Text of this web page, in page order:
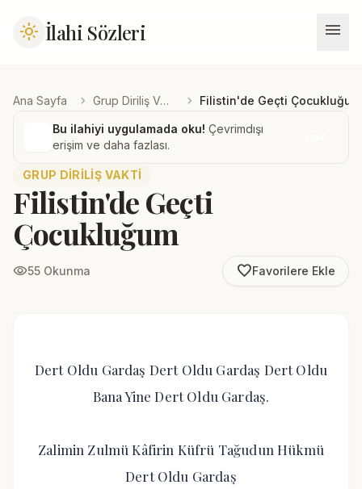
light_mode İlahi Sözleri menu
Ana Sayfa chevron_right Grup Diriliş Vakti chevron_right Filistin'de Geçti Çocukluğum
Bu ilahiyi uygulamada oku! Çevrimdışı
erişim ve daha fazlası.
GRUP DIRILIŞ VAKTI
Filistin'de Geçti
Çocukluğum
visibility55 Okunma favorite_borderFavorilere Ekle
Dert Oldu Gardaş Dert Oldu Gardaş Dert Oldu
Bana Yine Dert Oldu Gardaş.
Zalimin Zulmü Kâfirin Küfrü Tağudun Hükmü
Dert Oldu Gardaş